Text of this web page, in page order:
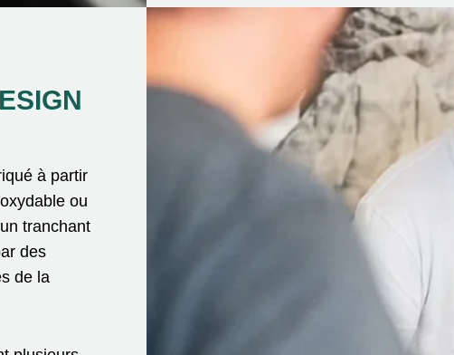
à partir
ou
tranchant
des
de la